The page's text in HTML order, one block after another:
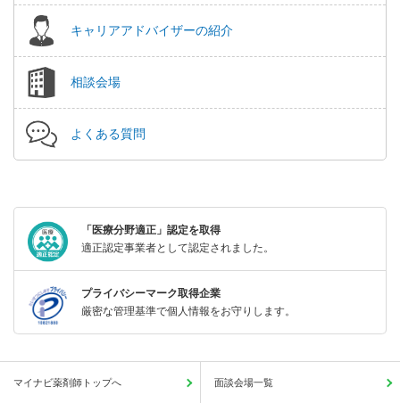
キャリアアドバイザーの紹介
相談会場
よくある質問
「医療分野適正」認定を取得
適正認定事業者として認定されました。
プライバシーマーク取得企業
厳密な管理基準で個人情報をお守りします。
マイナビ薬剤師トップへ 面談会場一覧